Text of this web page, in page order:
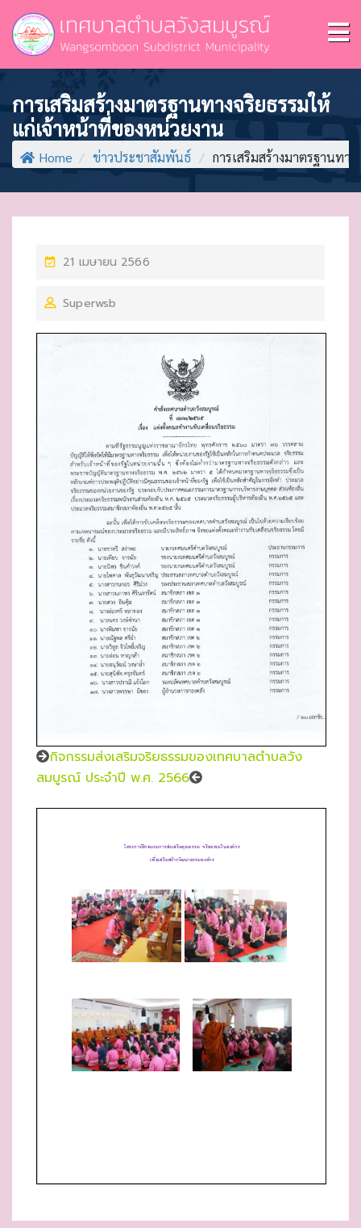
การเสริมสร้างมาตรฐานทางจริยธรรมให้
แก่เจ้าหน้าที่ของหน่วยงาน
Home / ข่าวประชาสัมพันธ์ / การเสริมสร้างมาตรฐานทา
P
S
E
21 เมษายน 2566
Superwsb
กิจกรรมส่งเสริมจริยธรรมของเทศบาลตำบลวัง
สมบูรณ์ ประจำปี พ.ศ. 2566